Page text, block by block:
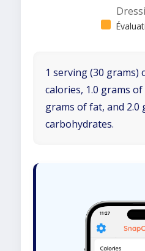
1 serving (30 grams)
calories, 1.0 grams
grams of fat, and 2.0
carbohydrates.